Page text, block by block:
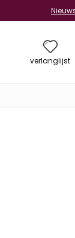
verlanglijst